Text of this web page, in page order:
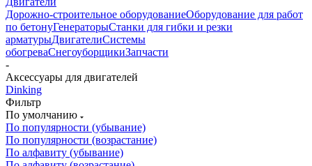
Дорожно-строительное оборудованиеОборудование для работ
по бетонуГенераторыСтанки для гибки и резки
арматурыДвигателиСистемы
обогреваСнегоуборщикиЗапчасти
-
Аксессуары для двигателей
Dinking
Фильтр
По умолчанию
По популярности (убывание)
По популярности (возрастание)
По алфавиту (убывание)